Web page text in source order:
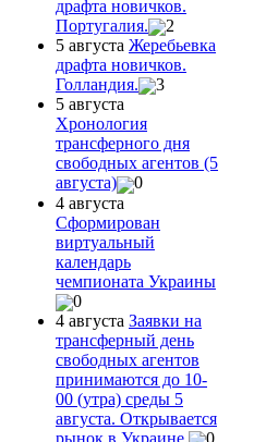
драфта новичков.
Португалия.
2
5 августа Жеребьевка
драфта новичков.
Голландия.
3
5 августа
Хронология
трансферного дня
свободных агентов (5
августа)
0
4 августа
Сформирован
виртуальный
календарь
чемпионата Украины
0
4 августа Заявки на
трансферный день
свободных агентов
принимаются до 10-
00 (утра) среды 5
августа. Открывается
рынок в Украине.
0